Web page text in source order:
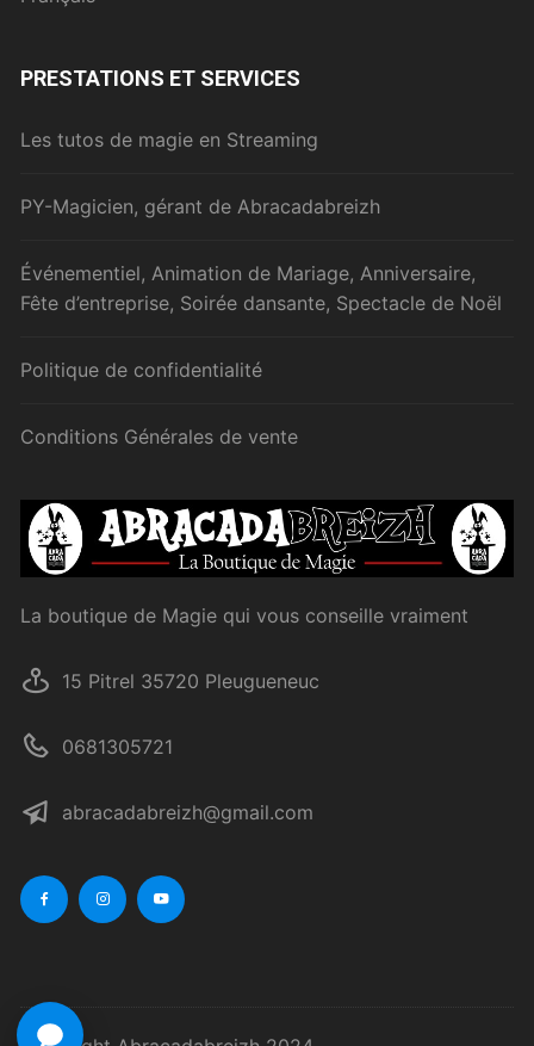
PRESTATIONS ET SERVICES
Les tutos de magie en Streaming
PY-Magicien, gérant de Abracadabreizh
Événementiel, Animation de Mariage, Anniversaire,
Fête d’entreprise, Soirée dansante, Spectacle de Noël
Politique de confidentialité
Conditions Générales de vente
La boutique de Magie qui vous conseille vraiment
15 Pitrel 35720 Pleugueneuc
0681305721
abracadabreizh@gmail.com